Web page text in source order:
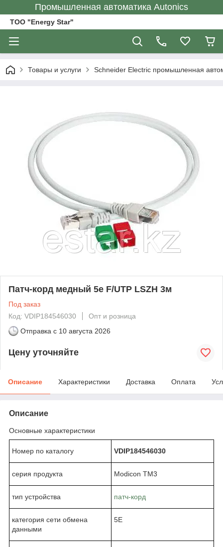
Промышленная автоматика Autonics
ТОО "Energy Star"
Товары и услуги Schneider Electric промышленная
Патч-корд медный 5e F/UTP LSZH 3м
Под заказ
Код: VDIP184546030
Опт и розница
Отправка с 10 августа 2026
Цену уточняйте
Описание Характеристики Доставка Оплата
Описание
Основные характеристики
Номер по каталогу VDIP184546030
серия продукта Modicon TM3
тип устройства патч-корд
категория сети обмена
данными
5Е